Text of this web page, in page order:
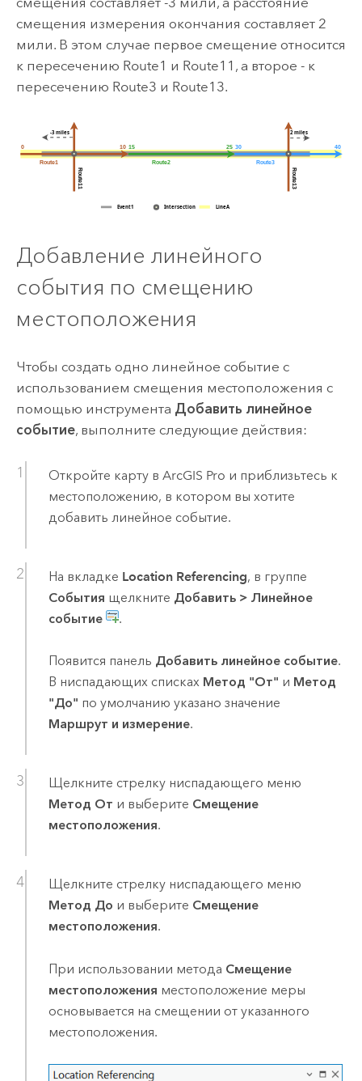
смещения измерения окончания составляет 2
мили. В этом случае первое смещение относится
к пересечению Route1 и Route11, а второе - к
пересечению Route3 и Route13.
Добавление линейного
события по смещению
местоположения
Чтобы создать одно линейное событие с
использованием смещения местоположения с
помощью инструмента Добавить линейное
событие, выполните следующие действия:
Откройте карту в ArcGIS Pro и приблизьтесь к
местоположению, в котором вы хотите
добавить линейное событие.
На вкладке Location Referencing, в группе
События щелкните Добавить > Линейное
событие
.
Появится панель Добавить линейное событие.
В ниспадающих списках Метод "От" и Метод
"До" по умолчанию указано значение
Маршрут и измерение.
Щелкните стрелку ниспадающего меню
Метод От и выберите Смещение
местоположения.
Щелкните стрелку ниспадающего меню
Метод До и выберите Смещение
местоположения.
При использовании метода Смещение
местоположения местоположение меры
основывается на смещении от указанного
местоположения.